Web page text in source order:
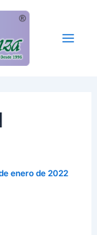
enero de 2022